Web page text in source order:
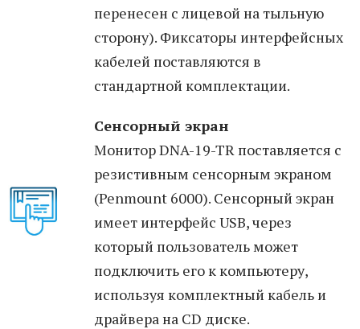
перенесен с лицевой на тыльную
сторону). Фиксаторы интерфейсных
кабелей поставляются в
стандартной комплектации.
Сенсорный экран
Монитор DNA-19-TR поставляется с
резистивным сенсорным экраном
(Penmount 6000). Сенсорный экран
имеет интерфейс USB, через
который пользователь может
подключить его к компьютеру,
используя комплектный кабель и
драйвера на CD диске.